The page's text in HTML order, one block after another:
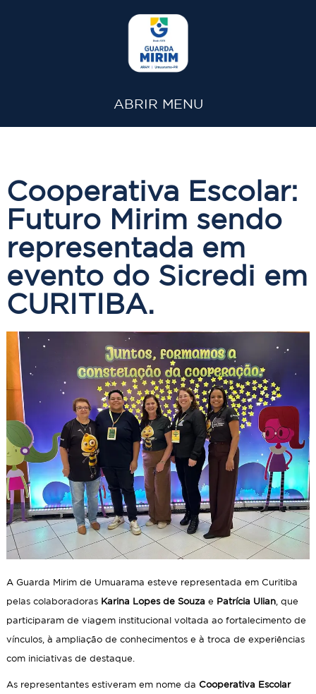
ABRIR MENU
Cooperativa Escolar:
Futuro Mirim sendo
representada em
evento do Sicredi em
CURITIBA.
A Guarda Mirim de Umuarama esteve representada em Curitiba
pelas colaboradoras Karina Lopes de Souza e Patrícia Ulian, que
participaram de viagem institucional voltada ao fortalecimento de
vínculos, à ampliação de conhecimentos e à troca de experiências
com iniciativas de destaque.
As representantes estiveram em nome da Cooperativa Escolar